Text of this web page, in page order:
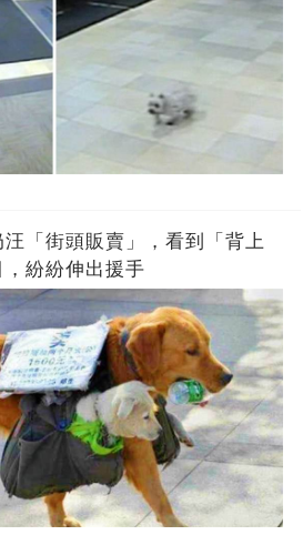
「街頭販賣」，看到「背上
紛紛伸出援手